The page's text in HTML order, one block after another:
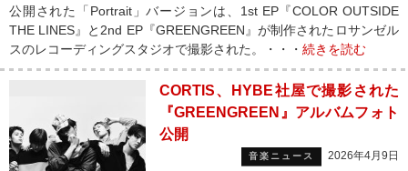
公開された「Portrait」バージョンは、1st EP『COLOR OUTSIDE
THE LINES』と2nd EP『GREENGREEN』が制作されたロサンゼル
スのレコーディングスタジオで撮影された。・・・ 続きを読む
CORTIS、HYBE社屋で撮影された
『GREENGREEN』アルバムフォト
公開
音楽ニュース 2026年4月9日